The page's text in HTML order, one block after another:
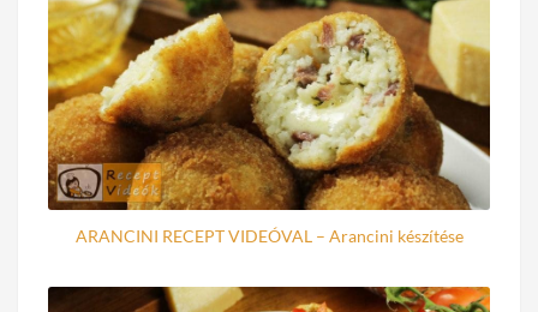
ARANCINI RECEPT VIDEÓVAL – Arancini készítése